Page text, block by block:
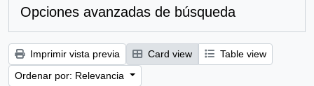
Opciones avanzadas de búsqueda
Imprimir vista previa Card view
Table view
Ordenar por: Relevancia